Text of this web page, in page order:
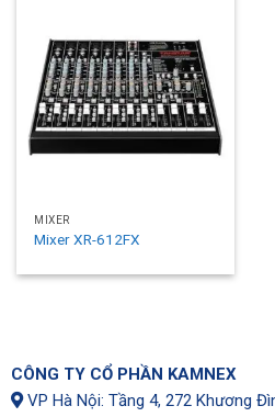
MIXER
Mixer XR-612FX
CÔNG TY CỔ PHẦN KAMNEX
VP Hà Nội: Tầng 4, 272 Khương